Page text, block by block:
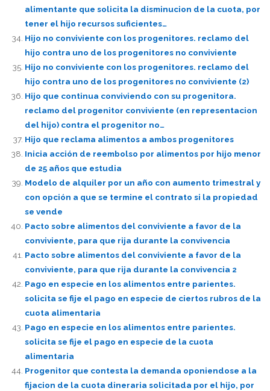
alimentante que solicita la disminucion de la cuota, por
tener el hijo recursos suficientes…
Hijo no conviviente con los progenitores. reclamo del
hijo contra uno de los progenitores no conviviente
Hijo no conviviente con los progenitores. reclamo del
hijo contra uno de los progenitores no conviviente (2)
Hijo que continua conviviendo con su progenitora.
reclamo del progenitor conviviente (en representacion
del hijo) contra el progenitor no…
Hijo que reclama alimentos a ambos progenitores
Inicia acción de reembolso por alimentos por hijo menor
de 25 años que estudia
Modelo de alquiler por un año con aumento trimestral y
con opción a que se termine el contrato si la propiedad
se vende
Pacto sobre alimentos del conviviente a favor de la
conviviente, para que rija durante la convivencia
Pacto sobre alimentos del conviviente a favor de la
conviviente, para que rija durante la convivencia 2
Pago en especie en los alimentos entre parientes.
solicita se fije el pago en especie de ciertos rubros de la
cuota alimentaria
Pago en especie en los alimentos entre parientes.
solicita se fije el pago en especie de la cuota
alimentaria
Progenitor que contesta la demanda oponiendose a la
fijacion de la cuota dineraria solicitada por el hijo, por